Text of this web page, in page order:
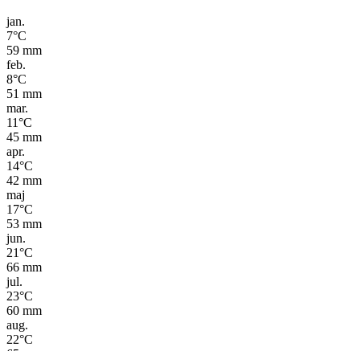
jan.
7°C
59 mm
feb.
8°C
51 mm
mar.
11°C
45 mm
apr.
14°C
42 mm
maj
17°C
53 mm
jun.
21°C
66 mm
jul.
23°C
60 mm
aug.
22°C